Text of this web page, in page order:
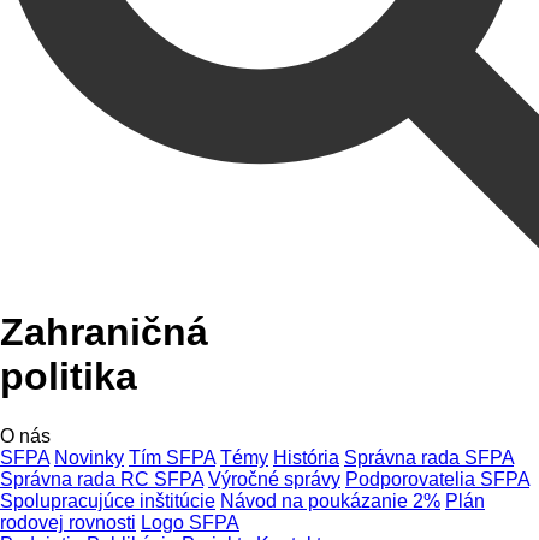
Zahraničná
politika
O nás
SFPA Novinky Tím SFPA Témy História Správna rada SFPA
Správna rada RC SFPA Výročné správy Podporovatelia SFPA
Spolupracujúce inštitúcie Návod na poukázanie 2% Plán
rodovej rovnosti Logo SFPA